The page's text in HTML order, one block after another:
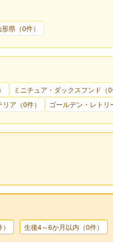
形県（0件）
ミニチュア・ダックスフンド（0
ア（0件） ゴールデン・レトリ
生後4～6か月以内（0件）